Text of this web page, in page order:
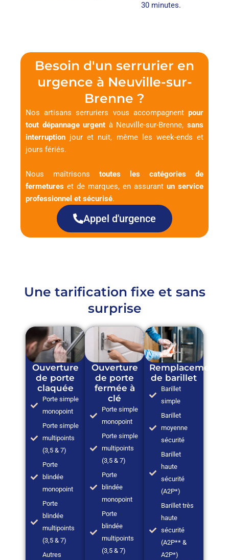
30 minutes.
Besoin d'un serrurier en
urgence à Neuville-sur-
Brenne ?
Nos artisans serruriers vous accompagnent pour
tout dépannage urgent à Neuville-sur-Brenne,sans
interruption jour et nuit, même les week-ends et
jours fériés.
Nous maîtrisons toutes les catégories de
fermetures et de marques, en assurant un service
professionnel et sécurisé.
Appel d'urgence
Une tarification fixe et sans
surprise
Ouverture
de porte
claquée
Porte simple
monopoint
Porte simple
multipoints
(3,5 & 7)
Porte
blindée
monopoint
Porte
blindée
multipoints
(3,5 & 7)
Autres
Ouverture
de porte
fermée à
clé
Porte simple
monopoint
Porte simple
multipoints
(3,5 & 7)
Porte
blindée
monopoint
Porte
blindée
multipoints
(3,5 & 7)
Remplacement
de barillet
Barillet
simple
Barillet
moyenne
sécurité
Barillet
haute
sécurité
(A2P*)
Barillet très
haute
sécurité
(A2P** &
A2P*)